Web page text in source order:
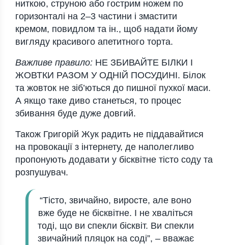
ниткою, струною або гострим ножем по
горизонталі на 2–3 частини і змастити
кремом, повидлом та ін., щоб надати йому
вигляду красивого апетитного торта.
Важливе правило: НЕ ЗБИВАЙТЕ БІЛКИ І
ЖОВТКИ РАЗОМ У ОДНІЙ ПОСУДИНІ. Білок
та жовток не зіб’ються до пишної пухкої маси.
А якщо таке диво станеться, то процес
збивання буде дуже довгий.
Також Григорій Жук радить не піддавайтися
на провокації з інтернету, де наполегливо
пропонують додавати у бісквітне тісто соду та
розпушувач.
“Тісто, звичайно, виросте, але воно
вже буде не бісквітне. І не хваліться
тоді, що ви спекли бісквіт. Ви спекли
звичайний пляцок на соді”, – вважає